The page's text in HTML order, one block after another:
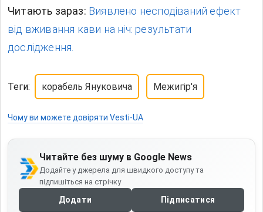
Читають зараз: Виявлено несподіваний ефект
від вживання кави на ніч: результати
дослідження.
Теги: корабель Януковича Межигір'я
Чому ви можете довіряти Vesti-UA
Читайте без шуму в Google News
Додайте у джерела для швидкого доступу та
підпишіться на стрічку
Додати Підписатися